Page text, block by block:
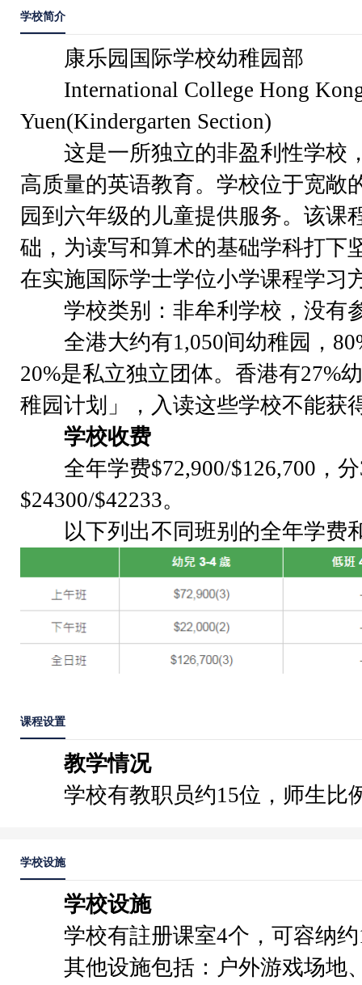
学校简介
康乐园国际学校幼稚园部
International College Hong
Yuen(Kindergarten Section)
这是一所独立的非盈利性学校
高质量的英语教育。学校位于宽敞
园到六年级的儿童提供服务。该课
础，为读写和算术的基础学科打下
在实施国际学士学位小学课程学习
学校类别：非牟利学校，没有
全港大约有1,050间幼稚园，
20%是私立独立团体。香港有27%
稚园计划」，入读这些学校不能获
学校收费
全年学费$72,900/$126,700，分
$24300/$42233。
以下列出不同班别的全年学费
课程设置
教学情况
学校有教职员约15位，师生比
学校设施
学校设施
学校有註册课室4个，可容纳约
其他设施包括：户外游戏场地